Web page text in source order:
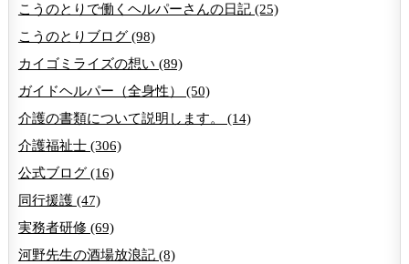
こうのとりで働くヘルパーさんの日記 (25)
こうのとりブログ (98)
カイゴミライズの想い (89)
ガイドヘルパー（全身性） (50)
介護の書類について説明します。 (14)
介護福祉士 (306)
公式ブログ (16)
同行援護 (47)
実務者研修 (69)
河野先生の酒場放浪記 (8)